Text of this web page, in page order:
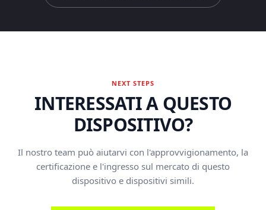
NEXT STEPS
INTERESSATI A QUESTO
DISPOSITIVO?
Il nostro team può aiutarvi con l'approvvigionamento, la
certificazione e l'ingresso sul mercato di questo
dispositivo e dispositivi simili.